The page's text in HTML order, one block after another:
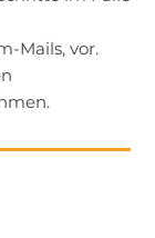
Mails, vor.